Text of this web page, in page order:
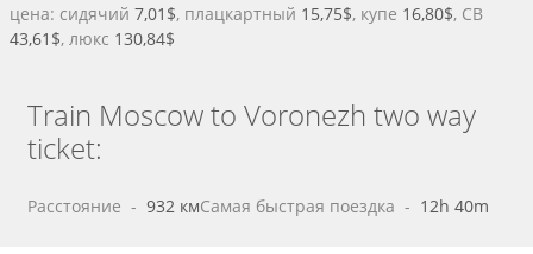
цена: сидячий 7,01$, плацкартный 15,75$, купе 16,80$, СВ
43,61$, люкс 130,84$
Train Moscow to Voronezh two way
ticket:
Расстояние - 932 кмСамая быстрая поездка - 12h 40m